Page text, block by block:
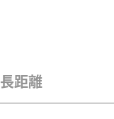
長距離